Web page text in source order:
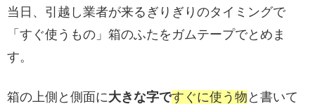
当日、引越し業者が来るぎりぎりのタイミングで
「すぐ使うもの」箱のふたをガムテープでとめま
す。
箱の上側と側面に大きな字ですぐに使う物 と書いて